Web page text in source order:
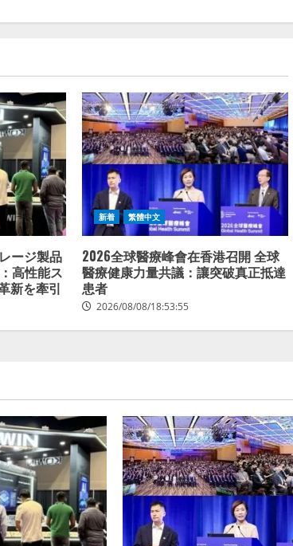
ージ製品
高性能ス
新を牽引
新着 繁體中文
2026全球醫療峰會在香港召開 全球
醫療健康力量共議：讓突破真正抵達
患者
2026/08/08/18:53:55